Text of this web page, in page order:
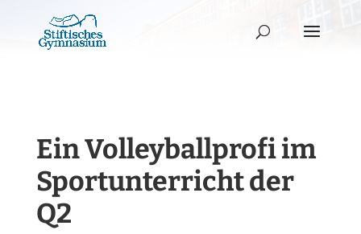
Ein Volleyballprofi im
Sportunterricht der
Q2